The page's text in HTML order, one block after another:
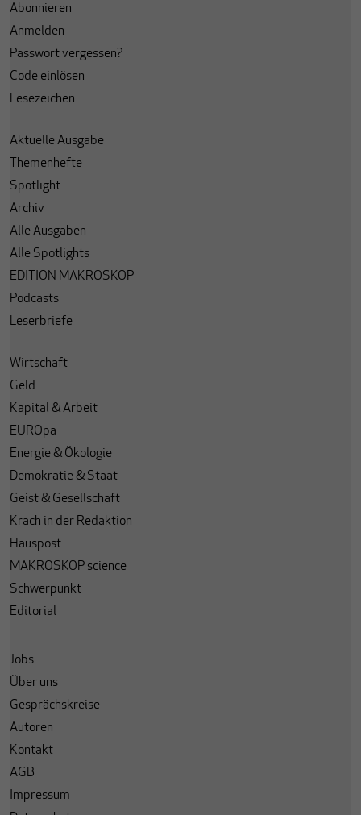
Abonnieren
Anmelden
Passwort vergessen?
Code einlösen
Lesezeichen
Aktuelle Ausgabe
Themenhefte
Spotlight
Archiv
Alle Ausgaben
Alle Spotlights
EDITION MAKROSKOP
Podcasts
Leserbriefe
Wirtschaft
Geld
Kapital & Arbeit
EUROpa
Energie & Ökologie
Demokratie & Staat
Geist & Gesellschaft
Krach in der Redaktion
Hauspost
MAKROSKOP science
Schwerpunkt
Editorial
Jobs
Über uns
Gesprächskreise
Autoren
Kontakt
AGB
Impressum